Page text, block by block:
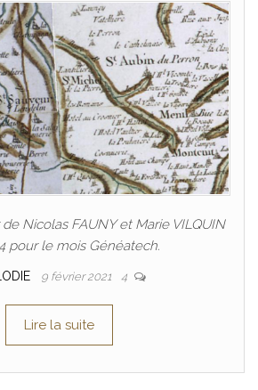
de Nicolas FAUNY et Marie VILQUIN
pour le mois Généatech.
9 février 2021 4
Lire la suite